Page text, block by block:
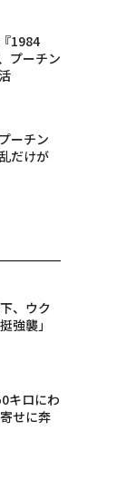
1984
プーチン
ーチン
だけが
、ウク
強襲」
キロにわ
せに奔